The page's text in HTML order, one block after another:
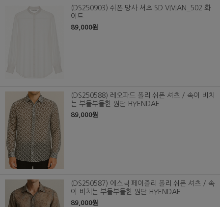
(DS250903) 쉬폰 망사 셔츠 SD VIVIAN_502 화
이트
89,000원
(DS250588) 레오파드 폴리 쉬폰 셔츠 / 속이 비치
는 부들부들한 원단 HYENDAE
89,000원
(DS250587) 에스닉 페이즐리 폴리 쉬폰 셔츠 / 속
이 비치는 부들부들한 원단 HYENDAE
89,000원